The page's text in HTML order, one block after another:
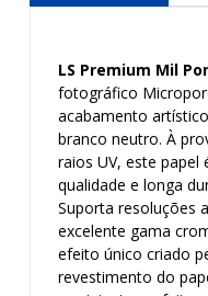
LS Premium Mil
fotográfico
acabamento
branco neutro. À
raios UV, este papel
qualidade e longa
Suporta resoluções
excelente gama
efeito único criado
revestimento do